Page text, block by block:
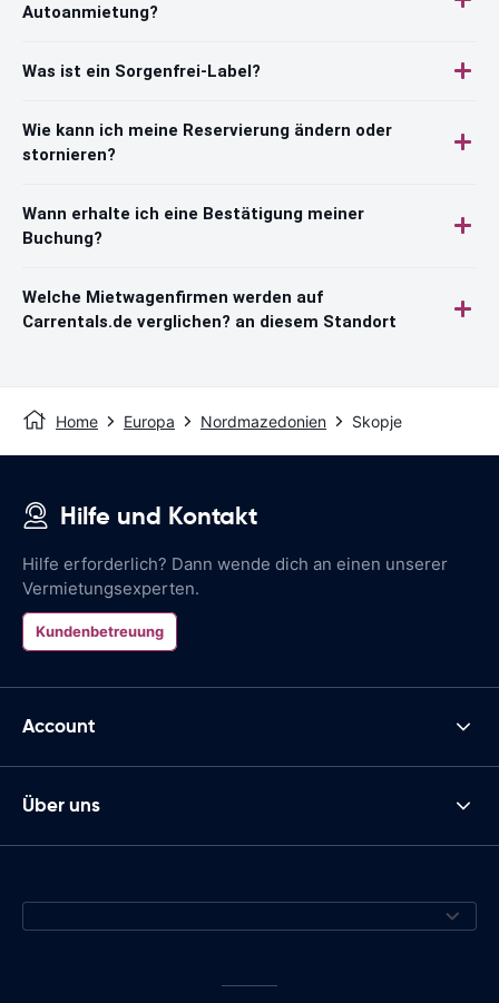
Autoanmietung?
Was ist ein Sorgenfrei-Label?
Wie kann ich meine Reservierung ändern oder
stornieren?
Wann erhalte ich eine Bestätigung meiner
Buchung?
Welche Mietwagenfirmen werden auf
Carrentals.de verglichen? an diesem Standort
Home Europa Nordmazedonien Skopje
Hilfe und Kontakt
Hilfe erforderlich? Dann wende dich an einen unserer
Vermietungsexperten.
Kundenbetreuung
Account
Über uns